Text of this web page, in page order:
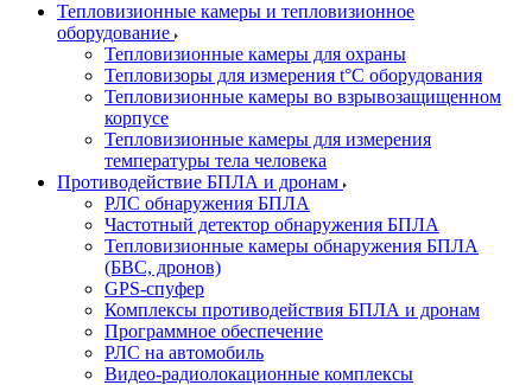
Тепловизионные камеры и тепловизионное
оборудование
Тепловизионные камеры для охраны
Тепловизоры для измерения t°С оборудования
Тепловизионные камеры во взрывозащищенном
корпусе
Тепловизионные камеры для измерения
температуры тела человека
Противодействие БПЛА и дронам
РЛС обнаружения БПЛА
Частотный детектор обнаружения БПЛА
Тепловизионные камеры обнаружения БПЛА
(БВС, дронов)
GPS-спуфер
Комплексы противодействия БПЛА и дронам
Программное обеспечение
РЛС на автомобиль
Видео-радиолокационные комплексы